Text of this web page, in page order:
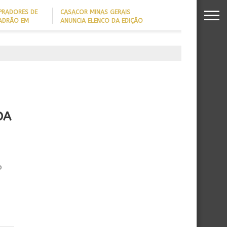
DE
EM
CASACOR MINAS GERAIS
ANUNCIA ELENCO DA EDIÇÃO